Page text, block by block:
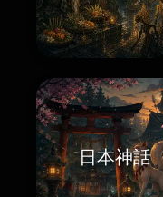
日本神話